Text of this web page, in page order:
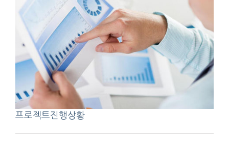
프로젝트진행상황